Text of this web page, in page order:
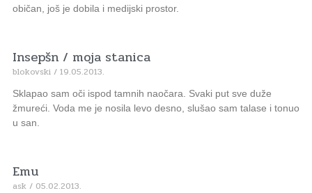
običan, još je dobila i medijski prostor.
Insepšn / moja stanica
blokovski 19.05.2013.
Sklapao sam oči ispod tamnih naočara. Svaki put sve duže
žmureći. Voda me je nosila levo desno, slušao sam talase i tonuo
u san.
Emu
ask 05.02.2013.